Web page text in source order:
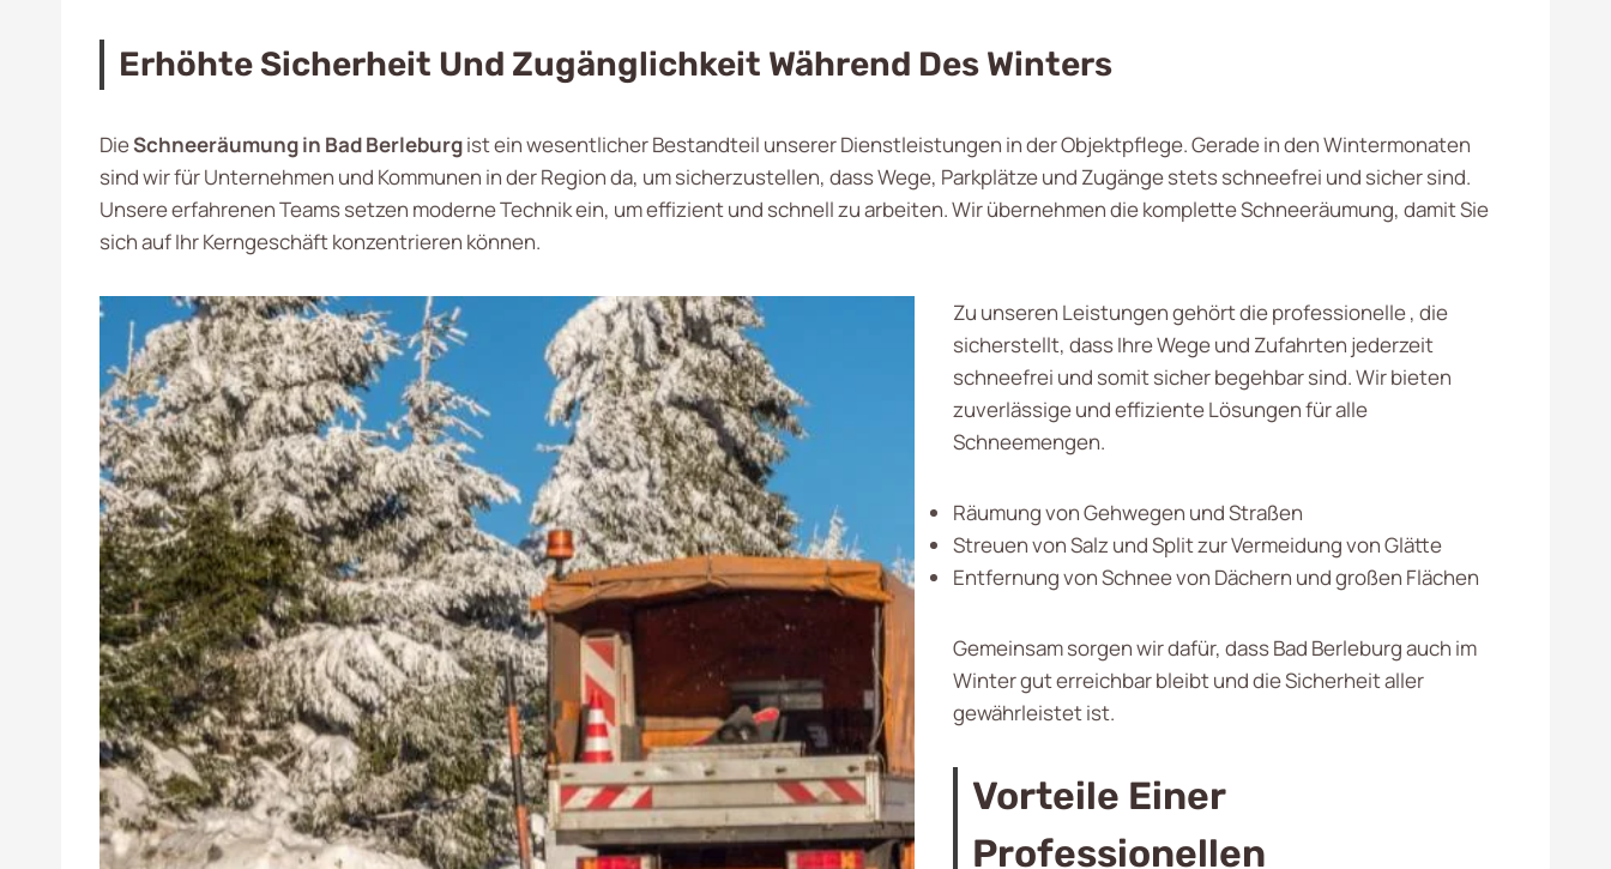
Erhöhte Sicherheit Und Zugänglichkeit Während Des Winters
DieSchneeräumung in Bad Berleburgist ein wesentlicher Bestandteil unserer Dienstleistungen in der Objektpflege. Gerade in den Wintermonaten
sind wir für Unternehmen und Kommunen in der Region da, um sicherzustellen, dass Wege, Parkplätze und Zugänge stets schneefrei und sicher sind.
Unsere erfahrenen Teams setzen moderne Technik ein, um effizient und schnell zu arbeiten. Wir übernehmen die komplette Schneeräumung, damit Sie
sich auf Ihr Kerngeschäft konzentrieren können.
Zu unseren Leistungen gehört die professionelle , die
sicherstellt, dass Ihre Wege und Zufahrten jederzeit
schneefrei und somit sicher begehbar sind. Wir bieten
zuverlässige und effiziente Lösungen für alle
Schneemengen.
Räumung von Gehwegen und Straßen
Streuen von Salz und Split zur Vermeidung von Glätte
Entfernung von Schnee von Dächern und großen Flächen
Gemeinsam sorgen wir dafür, dass Bad Berleburg auch im
Winter gut erreichbar bleibt und die Sicherheit aller
gewährleistet ist.
Vorteile Einer
Professionellen